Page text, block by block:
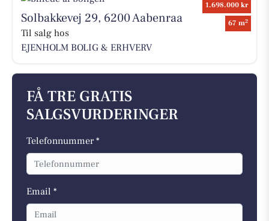
1.698.000 kr
67 m2
Solbakkevej 29, 6200 Aabenraa
Til salg hos
EJENHOLM BOLIG & ERHVERV
FÅ TRE GRATIS
SALGSVURDERINGER
Telefonnummer *
Email *